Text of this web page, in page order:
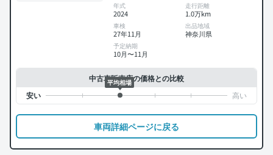
年式
2024
走行距離
1.0万km
車検
27年11月
出品地域
神奈川県
予定納期
10月〜11月
中古車販売店の価格との比較
平均相場
車両詳細ページに戻る